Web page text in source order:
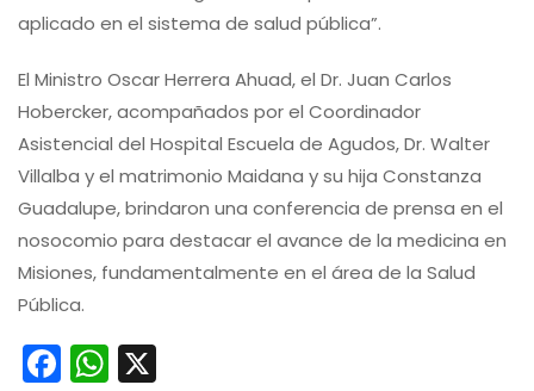
aplicado en el sistema de salud pública”.
El Ministro Oscar Herrera Ahuad, el Dr. Juan Carlos
Hobercker, acompañados por el Coordinador
Asistencial del Hospital Escuela de Agudos, Dr. Walter
Villalba y el matrimonio Maidana y su hija Constanza
Guadalupe, brindaron una conferencia de prensa en el
nosocomio para destacar el avance de la medicina en
Misiones, fundamentalmente en el área de la Salud
Pública.
Facebook
WhatsApp